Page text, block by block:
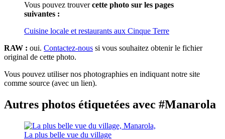
Vous pouvez trouvercette photo sur les pages
suivantes :
Cuisine locale et restaurants aux Cinque Terre
RAW : oui. Contactez-nous si vous souhaitez obtenir le fichier
original de cette photo.
Vous pouvez utiliser nos photographies en indiquant notre site
comme source (avec un lien).
Autres photos étiquetées avec #Manarola
La plus belle vue du village